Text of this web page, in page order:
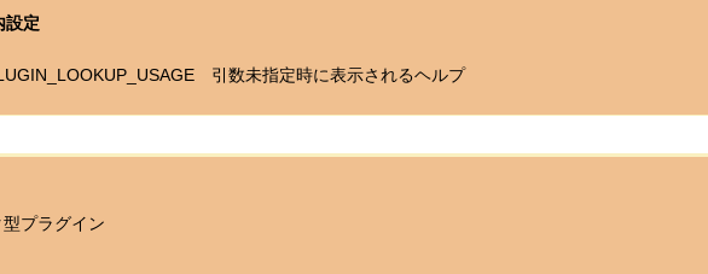
設定
引数未指定時に表示されるヘルプ
プラグイン